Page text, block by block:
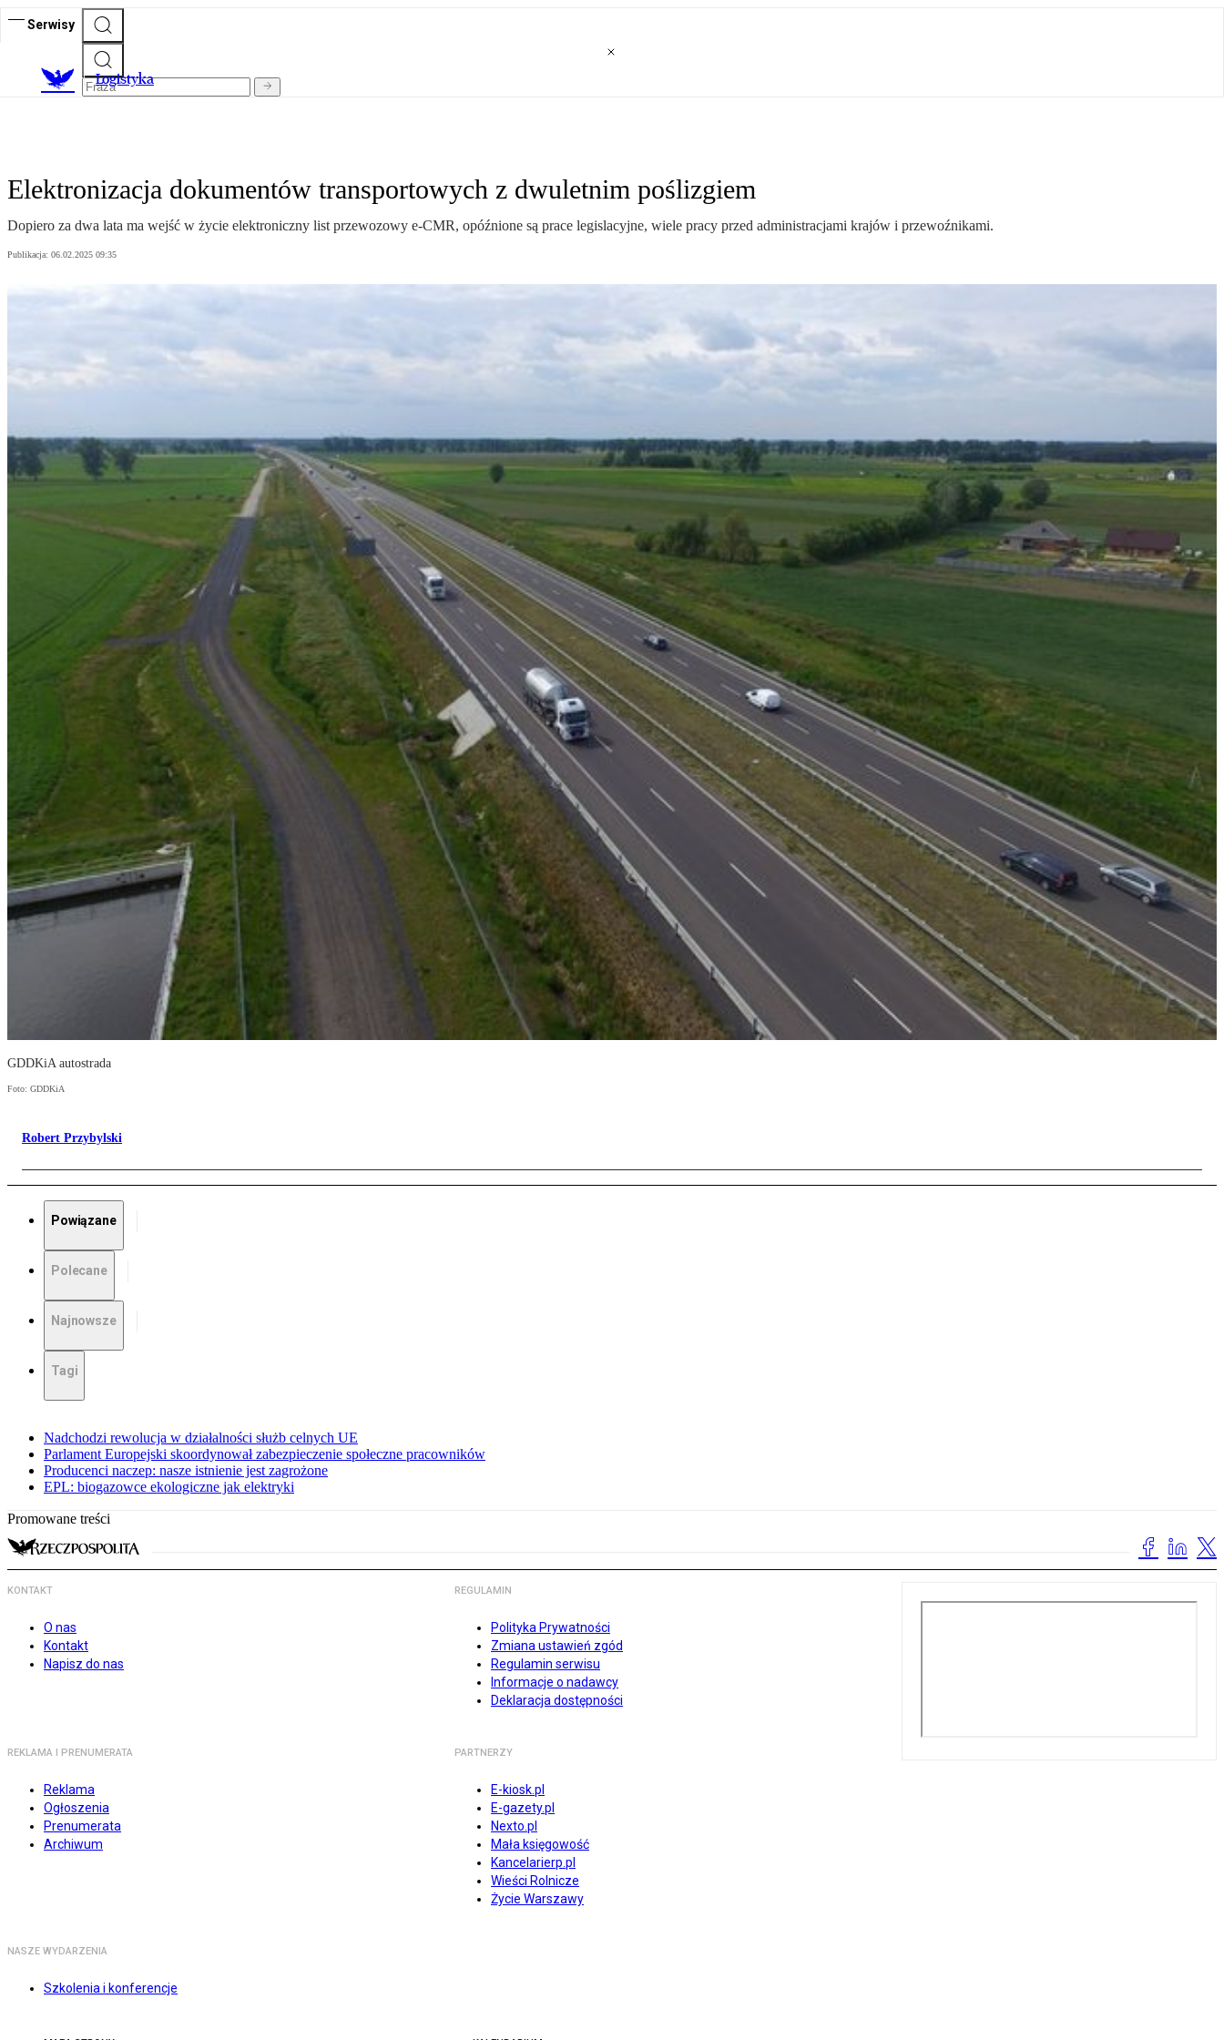
Serwisy
Logistyka
Elektronizacja dokumentów transportowych z dwuletnim poślizgiem
Dopiero za dwa lata ma wejść w życie elektroniczny list przewozowy e-CMR, opóźnione są prace legislacyjne, wiele pracy przed administracjami krajów i przewoźnikami.
Publikacja: 06.02.2025 09:35
GDDKiA autostrada
Foto: GDDKiA
Robert Przybylski
Powiązane
Polecane
Najnowsze
Tagi
Nadchodzi rewolucja w działalności służb celnych UE
Parlament Europejski skoordynował zabezpieczenie społeczne pracowników
Producenci naczep: nasze istnienie jest zagrożone
EPL: biogazowce ekologiczne jak elektryki
Promowane treści
KONTAKT
O nas
Kontakt
Napisz do nas
REGULAMIN
Polityka Prywatności
Zmiana ustawień zgód
Regulamin serwisu
Informacje o nadawcy
Deklaracja dostępności
REKLAMA I PRENUMERATA
Reklama
Ogłoszenia
Prenumerata
Archiwum
PARTNERZY
E-kiosk.pl
E-gazety.pl
Nexto.pl
Mała księgowość
Kancelarierp.pl
Wieści Rolnicze
Życie Warszawy
NASZE WYDARZENIA
Szkolenia i konferencje